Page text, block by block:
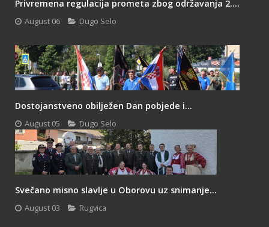
Privremena regulacija prometa zbog održavanja 2....
August 06 Dugo Selo
Dostojanstveno obilježen Dan pobjede i...
August 05 Dugo Selo
Svečano misno slavlje u Oborovu uz snimanje...
August 03 Rugvica